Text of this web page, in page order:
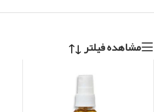
مشاهده فیلتر